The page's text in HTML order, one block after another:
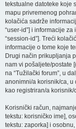
tekstualne datoteke koje
mapu privremenog
kolačića sadrže
“user-id”] i informacije
“session-id”]. Treći
informacije o tome koje
Drugi način prikupljanja
nam vi pošaljete/postate
na “Tužilački forum”, u
anonimni/a korisnik/ca, u
kao registriran/a
Korisnički račun,
tekstu: korisničko ime],
tekstu: zaporka] i